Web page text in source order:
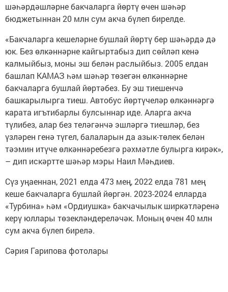
шәһәрдәшләрне бакчаларга йөртү өчен шәһәр
бюджетыннан 20 млн сум акча бүлеп бирелде.
«Бакчаларга кешеләрне бушлай йөртү бер шәһәрдә дә
юк. Без өлкәннәрне кайгыртабыз дип сөйләп кенә
калмыйбыз, моны эш белән раслыйбыз. 2005 елдан
башлап КАМАЗ һәм шәһәр төзегән өлкәннәрне
бакчаларга бушлай йөртәбез. Бу эш тиешенчә
башкарылырга тиеш. Автобус йөртүчеләр өлкәннәргә
карата игътибарлы булсыннар иде. Аларга акча
түлибез, алар без теләгәнчә эшләргә тиешләр, без
үзләрен генә түгел, балаларын да азык-төлек белән
тәэмин итүче өлкәннәребезгә рәхмәтле булырга кирәк»,
– дип искәртте шәһәр мэры Наил Мәһдиев.
Сүз уңаеннан, 2021 елда 473 мең, 2022 елда 781 мең
кеше бакчаларга бушлай йөргән. 2023-2024 елларда
«Турбина» һәм «Ордиушка» бакчачылык ширкәтләренә
керү юллары төзекләндереләчәк. Моның өчен 40 млн
сум акча бүлеп бирелә.
Сәрия Гарипова фотолары